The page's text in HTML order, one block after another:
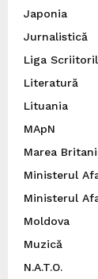
Japonia
Jurnalistică
Liga
Literatură
Lituania
MApN
Marea
Ministerul
Ministerul
Moldova
Muzică
N.A.T.O.